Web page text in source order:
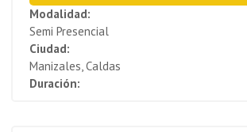
Modalidad:
Semi Presencial
Ciudad:
Manizales, Caldas
Duración: